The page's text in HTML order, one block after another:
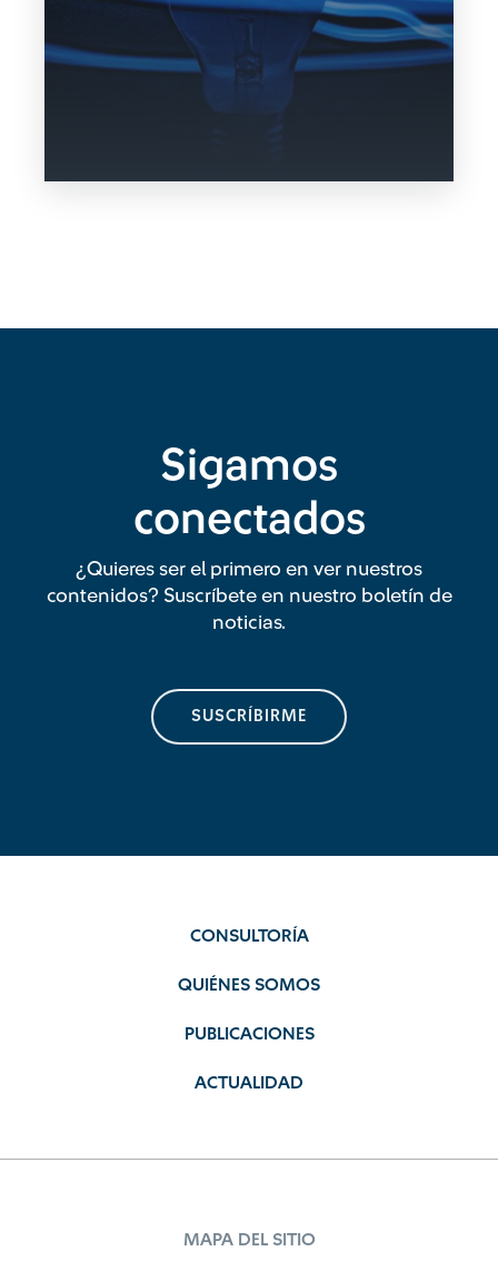
Sigamos
conectados
¿Quieres ser el primero en ver nuestros
contenidos? Suscríbete en nuestro boletín de
noticias.
SUSCRÍBIRME
CONSULTORÍA
QUIÉNES SOMOS
PUBLICACIONES
ACTUALIDAD
MAPA DEL SITIO